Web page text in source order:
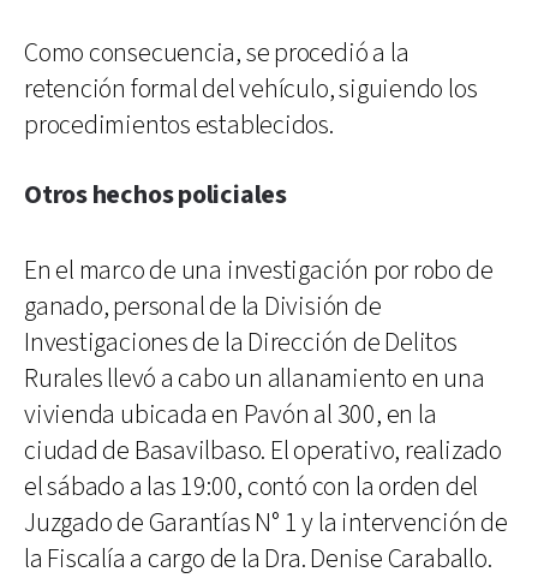
Como consecuencia, se procedió a la
retención formal del vehículo, siguiendo los
procedimientos establecidos.
Otros hechos policiales
En el marco de una investigación por robo de
ganado, personal de la División de
Investigaciones de la Dirección de Delitos
Rurales llevó a cabo un allanamiento en una
vivienda ubicada en Pavón al 300, en la
ciudad de Basavilbaso. El operativo, realizado
el sábado a las 19:00, contó con la orden del
Juzgado de Garantías N° 1 y la intervención de
la Fiscalía a cargo de la Dra. Denise Caraballo.